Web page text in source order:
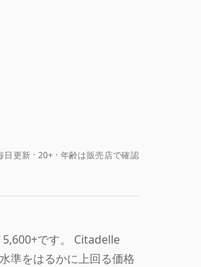
日更新 20+ · 年齢は販売店で確認
です。 Citadelle
準をはるかに上回る価格